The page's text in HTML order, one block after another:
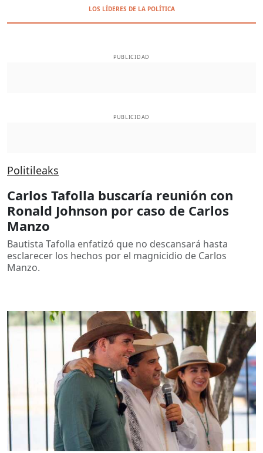
LOS LÍDERES DE LA POLÍTICA
PUBLICIDAD
PUBLICIDAD
Politileaks
Carlos Tafolla buscaría reunión con
Ronald Johnson por caso de Carlos
Manzo
Bautista Tafolla enfatizó que no descansará hasta
esclarecer los hechos por el magnicidio de Carlos
Manzo.